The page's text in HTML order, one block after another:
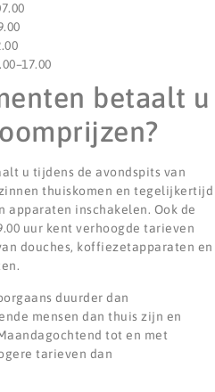
betaalt u
u tijdens de avondspits van
thuiskomen en tegelijkertijd
apparaten inschakelen. Ook de
uur kent verhoogde tarieven
douches, koffiezetapparaten en
duurder dan
mensen dan thuis zijn en
tot en met
tarieven dan